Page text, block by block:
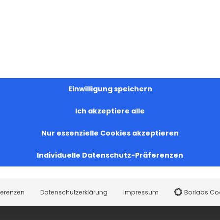
Einwilligung speichern
Ich akzeptiere alle
Nur essenzielle Cookies akzeptieren
Individuelle Datenschutz-Präferenzen
Datenschutzerklärung Impressum Borlabs